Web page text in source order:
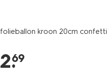
folieballon kroon 20cm confetti
2.
69